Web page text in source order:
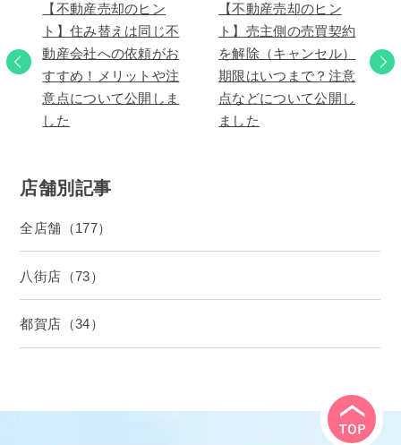
【不動産売却のヒン
ト】住み替えは同じ不
動産会社への依頼がお
すすめ！メリットや注
意点について公開しま
した
【不動産売却のヒン
ト】売主側の売買契約
を解除（キャンセル）
期限はいつまで？注意
点などについて公開し
ました
店舗別記事
全店舗（177）
八街店（73）
都賀店（34）